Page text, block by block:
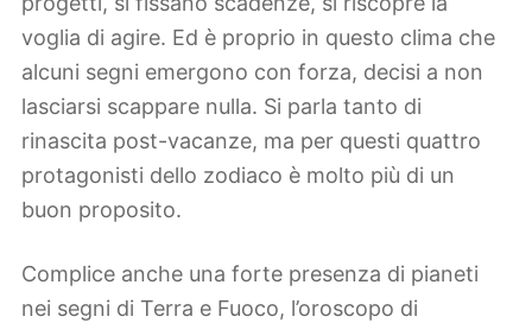
voglia di agire. Ed è proprio in questo clima che
alcuni segni emergono con forza, decisi a non
lasciarsi scappare nulla. Si parla tanto di
rinascita post-vacanze, ma per questi quattro
protagonisti dello zodiaco è molto più di un
buon proposito.
Complice anche una forte presenza di pianeti
nei segni di Terra e Fuoco, l’oroscopo di